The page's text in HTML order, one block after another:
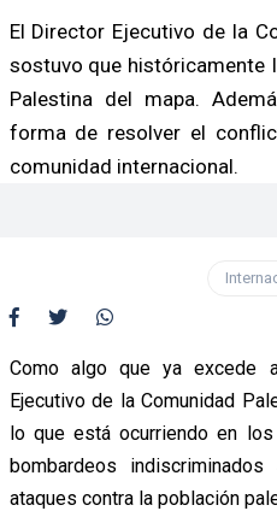
El Director Ejecutivo de la
sostuvo que históricamente
Palestina del mapa.
forma de resolver el
comunidad internacional.
Como algo que ya excede
Ejecutivo de la Comunidad
lo que está ocurriendo en
bombardeos
ataques contra la población